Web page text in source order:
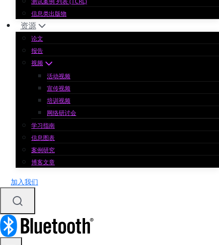
信息类出版物
资源
论文
报告
视频
活动视频
宣传视频
培训视频
网络研讨会
学习指南
信息图表
案例研究
博客文章
加入我们